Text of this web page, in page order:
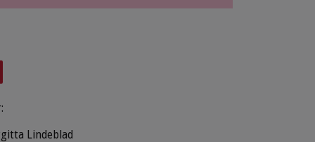
Lindeblad